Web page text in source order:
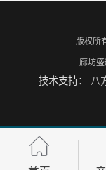
版权所
廊坊盛
技术支持： 八